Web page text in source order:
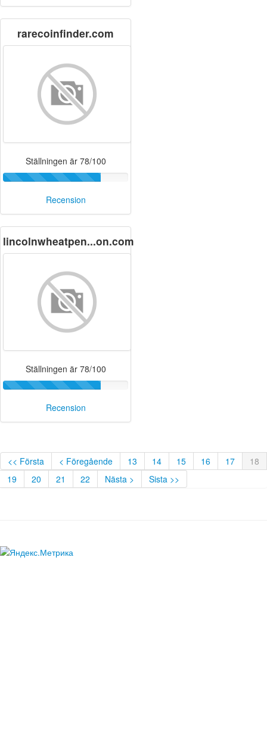
rarecoinfinder.com
Ställningen är 78/100
Recension
lincolnwheatpen...on.com
Ställningen är 78/100
Recension
<< Första < Föregående 13 14 15 16 17
18
19
20 21 22 Nästa > Sista >>